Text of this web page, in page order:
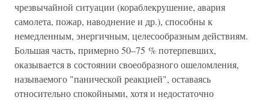
чрезвычайной ситуации (кораблекрушение, авария
самолета, пожар, наводнение и др.), способны к
немедленным, энергичным, целесообразным действиям.
Большая часть, примерно 50–75 % потерпевших,
оказывается в состоянии своеобразного ошеломления,
называемого "панической реакцией", оставаясь
относительно спокойными, хотя и недостаточно